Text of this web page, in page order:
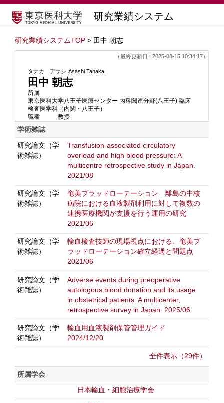
研究業績システム
研究業績システムTOP > 田中 朝志
（最終更新日 : 2025-08-15 10:34:17）
タナカ アサシ Asashi Tanaka
田中 朝志
所属
東京医科大学八王子医療センター 内科関連分野(八王子) 臨床
検査医学科（内関・八王子）
職種
教授
学術雑誌
研究論文（学
術雑誌）
Transfusion-associated circulatory
overload and high blood pressure: A
multicentre retrospective study in Japan.
2021/08
研究論文（学
術雑誌）
奄美ブラッドローテーション 離島の中核
病院における血液製剤利用に対して複数の
連携医療機関が支援を行う運用の研究
2021/06
研究論文（学
術雑誌）
輸血検査技師の現場視点における、奄美ブ
ラッドローテーション確立経過と問題点
2021/06
研究論文（学
術雑誌）
Adverse events during preoperative
autologous blood donation and its usage
in obstetrical patients: A multicenter,
retrospective survey in Japan. 2025/06
研究論文（学
術雑誌）
輸血用血液製剤保管管理ガイド
2024/12/20
全件表示（29件）
所属学会
日本輸血・細胞治療学会